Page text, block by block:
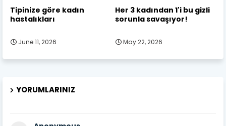
Tipinize göre kadın
hastalıkları
June 11, 2026
Her 3 kadından 1'i bu gizli
sorunla savaşıyor!
May 22, 2026
YORUMLARINIZ